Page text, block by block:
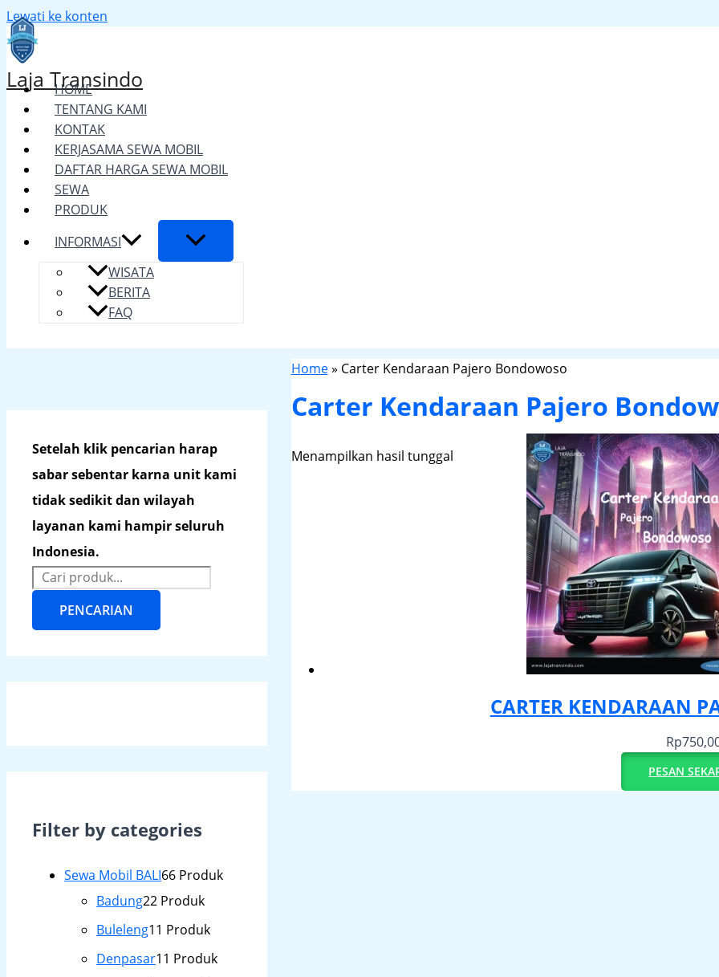
Lewati ke konten
Laja Transindo
HOME
TENTANG KAMI
KONTAK
KERJASAMA SEWA MOBIL
DAFTAR HARGA SEWA MOBIL
SEWA
PRODUK
INFORMASI
WISATA
BERITA
FAQ
Setelah klik pencarian harap
sabar sebentar karna unit kami
tidak sedikit dan wilayah
layanan kami hampir seluruh
Indonesia.
PENCARIAN
Filter by categories
Sewa Mobil BALI66 Produk
Badung22 Produk
Buleleng11 Produk
Denpasar11 Produk
Home» Carter Kendaraan Pajero Bondowoso
Carter Kendaraan Pajero
Menampilkan hasil tunggal
CARTER KENDARAAN
Rp
PESAN